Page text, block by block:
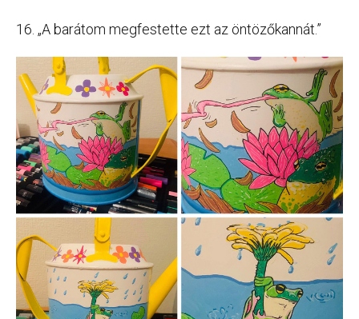
16. „A barátom megfestette ezt az öntözőkannát.”